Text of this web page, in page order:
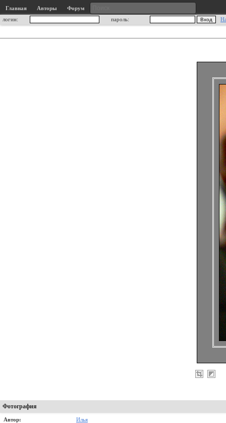
Главная Авторы
Форум
логин:
пароль:
Фотография
Автор: Илья